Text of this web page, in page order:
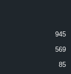
945
569
85